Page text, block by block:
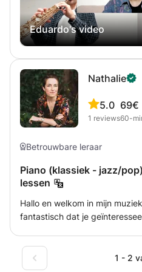
interesseren, meer
praktische aspecten). We
profiteren van de gewerkte
belangrijkste factor voor hun motivatie. In
mijn masteropleiding
Conservatorium in Groningen
behaalde ik mijn
Conservatorio Superior de
Eduardo's video
Nathalie
5.0
1 reviews
69€
60-
Betrouwbare leraar
Piano (klassiek - jazz/
lessen
Hallo en welkom in mijn
fantastisch dat je
beetje overweldigend zijn...
kom! Deze cursus is voor
1 - 2